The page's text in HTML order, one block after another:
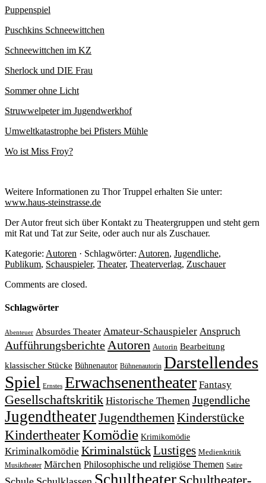
Puppenspiel
Puschkins Schneewittchen
Schneewittchen im KZ
Sherlock und DIE Frau
Sommer ohne Licht
Struwwelpeter im Jugendwerkhof
Umweltkatastrophe bei Pfisters Mühle
Wo ist Miss Froy?
Weitere Informationen zu Thor Truppel erhalten Sie unter:
www.haus-steinstrasse.de
Der Autor freut sich über Kontakt zu Theatergruppen und steht gern
mit Rat und Tat zur Seite, oder auch nur als Zuschauer.
Kategorie: Autoren · Schlagwörter: Autoren, Jugendliche,
Publikum, Schauspieler, Theater, Theaterverlag, Zuschauer
Comments are closed.
Schlagwörter
Abenteuer Absurdes Theater Amateur-Schauspieler Anspruch
AufführungsberichteAutoren Autorin Bearbeitung
klassischer Stücke Bühnenautor Bühnenautorin Darstellendes
Spiel Ernstes Erwachsenentheater Fantasy
Gesellschaftskritik Historische Themen Jugendliche
JugendtheaterJugendthemenKinderstücke
KindertheaterKomödie Krimikomödie
Kriminalkomödie KriminalstückLustiges Medienkritik
Musiktheater Märchen Philosophische und religiöse Themen Satire